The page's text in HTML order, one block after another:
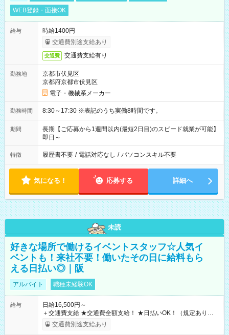
WEB登録・面接OK
給与
時給1400円
交通費別途支給あり
交通費 交通費支給有り
勤務地
京都市伏見区
京都府京都市伏見区
電子・機械系メーカー
勤務時間 8:30～17:30 ※表記のうち実働8時間です。
期間
長期【ご応募から1週間以内(最短2日目)のスピード就業が可能】
即日～
特徴 履歴書不要 / 電話対応なし / パソコンスキル不要
気になる！ 応募する 詳細へ
未読
好きな場所で働けるイベントスタッフ☆人気イ
ベントも！来社不要！働いたその日に給料もら
える日払い◎｜阪
アルバイト 職種未経験OK
給与
日給16,500円～
＋交通費支給 ★交通費全額支給！ ★日払いOK！（規定あり） ┗
働いたその日に現金GET♪ お仕事後はコンビニATMから 日払
交通費別途支給あり